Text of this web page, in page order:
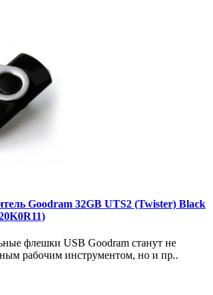
Goodram 32GB UTS2 (Twister) Black
флешки USB Goodram станут не
рабочим инструментом, но и пр..